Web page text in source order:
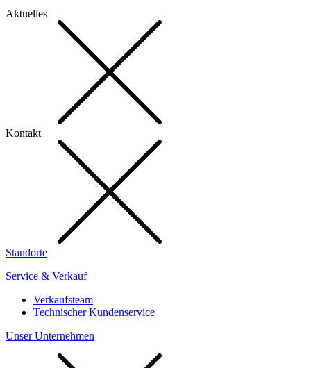
Aktuelles
Kontakt
Standorte
Service & Verkauf
Verkaufsteam
Technischer Kundenservice
Unser Unternehmen